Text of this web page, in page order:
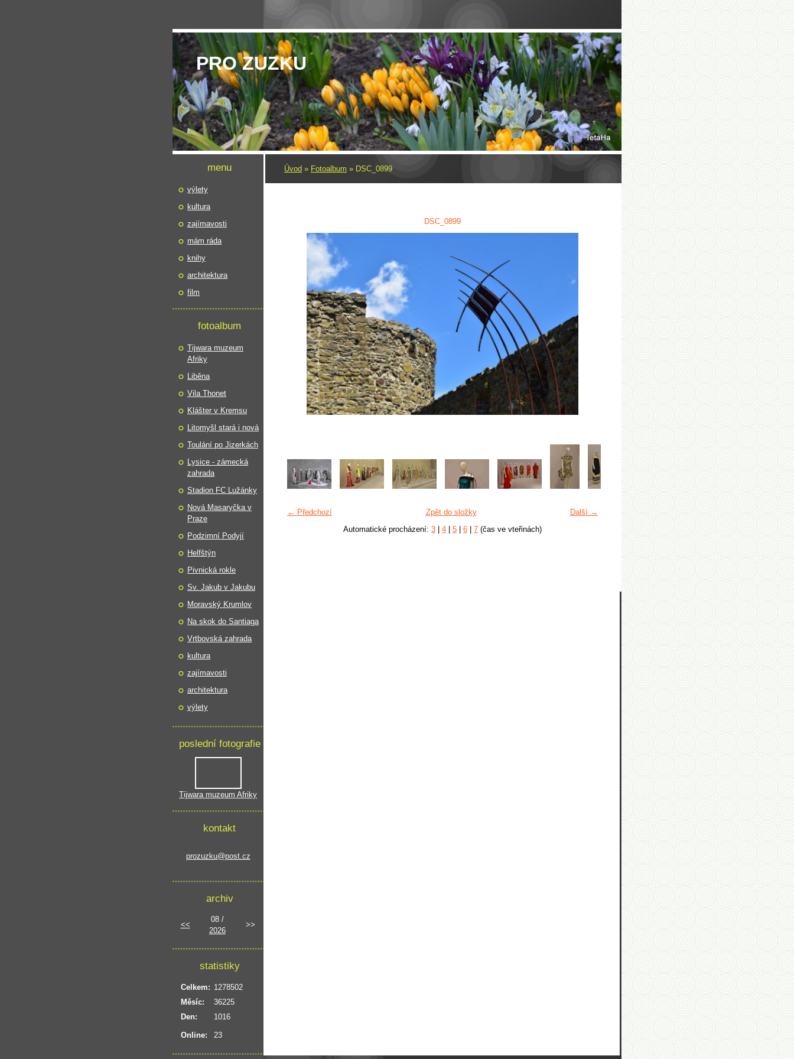
PRO ZUZKU
Úvod » Fotoalbum » DSC_0899
DSC_0899
← Předchozí Další →
Zpět do složky
Automatické procházení: 3 4 5 6 7 (čas ve vteřinách)
menu
výlety
kultura
zajímavosti
mám ráda
knihy
architektura
film
fotoalbum
Tijwara muzeum
Afriky
Liběna
Vila Thonet
Klášter v Kremsu
Litomyšl stará i nová
Toulání po Jizerkách
Lysice - zámecká
zahrada
Stadion FC Lužánky
Nová Masaryčka v
Praze
Podzimní Podyjí
Helfštýn
Pivnická rokle
Sv. Jakub v Jakubu
Moravský Krumlov
Na skok do Santiaga
Vrtbovská zahrada
kultura
zajímavosti
architektura
výlety
poslední fotografie
Tijwara muzeum Afriky
kontakt
prozuzku@post.cz
archiv
<<
08 /
2026
>>
statistiky
Online: 23
Celkem: 1278502
Měsíc:
36225
Den:
1016